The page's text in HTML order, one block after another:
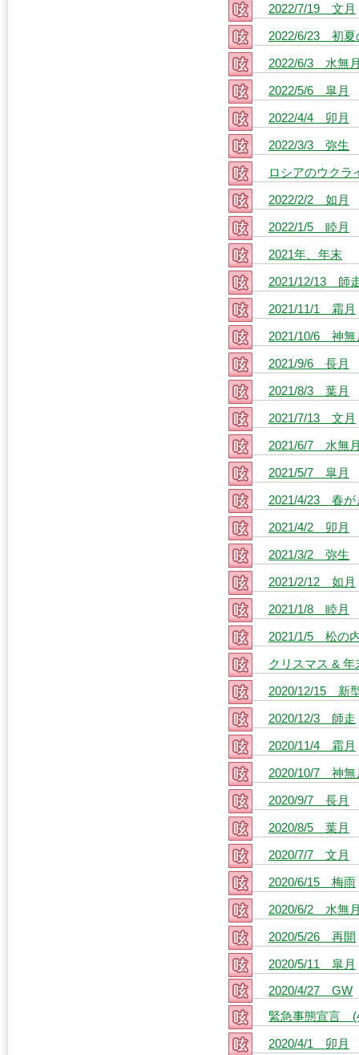
2022/7/19 文月
2022/6/23 初夏
2022/6/3 水無
2022/5/6 皐月
2022/4/4 卯月
2022/3/3 弥生
ロシアのウクラ
2022/2/2 如月
2022/1/5 睦月
2021年、年末
2021/12/13 師
2021/11/1 霜月
2021/10/6 神無
2021/9/6 長月
2021/8/3 葉月
2021/7/13 文月
2021/6/7 水無
2021/5/7 皐月
2021/4/23 春が
2021/4/2 卯月
2021/3/2 弥生
2021/2/12 如月
2021/1/8 睦月
2021/1/5 松の
クリスマス &
2020/12/15 新
2020/12/3 師走
2020/11/4 霜月
2020/10/7 神無
2020/9/7 長月
2020/8/5 葉月
2020/7/7 文月
2020/6/15 梅雨
2020/6/2 水無
2020/5/26 再開
2020/5/11 皐月
2020/4/27 GW
緊急事態宣言
2020/4/1 卯月